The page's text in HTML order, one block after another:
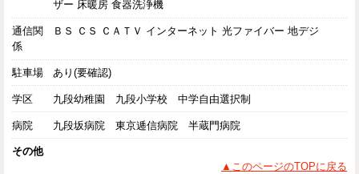
ザー 床暖房 食器洗浄機
通信関
係
ＢＳ ＣＳ ＣＡＴＶ インターネット 光ファイバー 地デジ
駐車場 あり(要確認)
学区 九段幼稚園 九段小学校 中学自由選択制
病院 九段坂病院 東京逓信病院 半蔵門病院
その他
▲このページのTOPに戻る